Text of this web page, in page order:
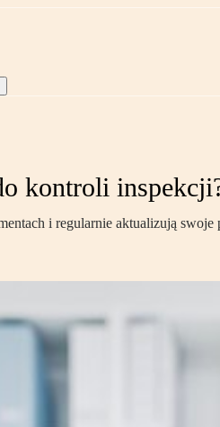
kontroli
i regularnie aktualizują